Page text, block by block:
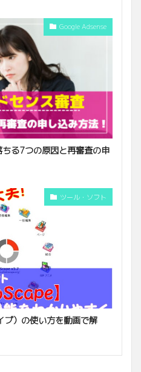
Google Adsense
る7つの原因と再審査の申
ツール・ソフト
プ）の使い方を動画で解